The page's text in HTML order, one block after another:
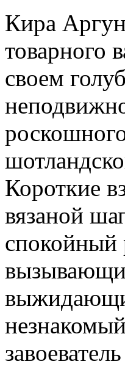
Кира
товарного
своем
Короткие
вязаной
спокойный